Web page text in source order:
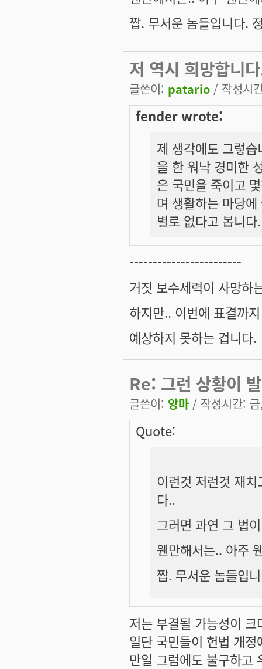
짭. 무서운 놈들입니다.
저 역시 희망합니
글쓴이: patario / 작성시
fender wrote:
제 생각에도 그렇
을 한 워낙 경미한
은 국민을 죽이고
며 생활하는 마당
별로 없다고 봅니다.
------------------------
거짓 보수세력이 사망하
하지만.. 이번에 표결까
예상하지 못하는 겁니다.
Re: 그런 상황이
글쓴이: 앙마 / 작성시간:
Quote:
이런것 저런것 재
다..
그러면 과연 그 법
웬만해서는.. 아주
짭. 무서운 놈들입
저는 부결될 가능성이
일단 국민들이 헌법 개
만일 그럼에도 불구하고